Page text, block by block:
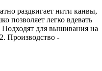
раздвигает нити канвы,
позволяет легко вдевать
Подходят для вышивания на
Производство -